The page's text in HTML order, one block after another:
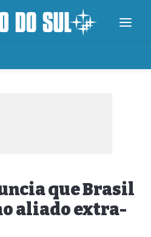
que Brasil
aliado extra-